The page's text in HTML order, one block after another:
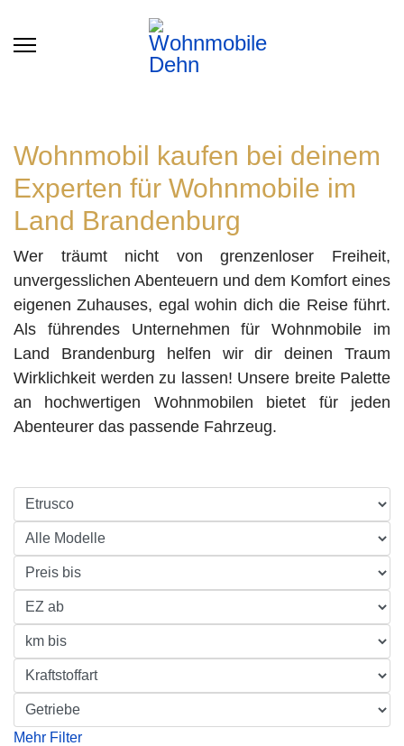
Wohnmobil kaufen bei deinem
Experten für Wohnmobile im
Land Brandenburg
Wer träumt nicht von grenzenloser Freiheit,
unvergesslichen Abenteuern und dem Komfort eines
eigenen Zuhauses, egal wohin dich die Reise führt.
Als führendes Unternehmen für Wohnmobile im
Land Brandenburg helfen wir dir deinen Traum
Wirklichkeit werden zu lassen! Unsere breite Palette
an hochwertigen Wohnmobilen bietet für jeden
Abenteurer das passende Fahrzeug.
Mehr Filter